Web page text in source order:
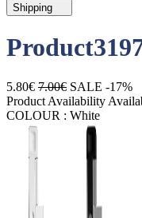
Shipping
5.80€ 7.00€ SALE -17%
Product Availability
COLOUR : White